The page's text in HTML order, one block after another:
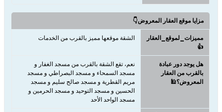
مزايا موقع العقار المعروض👇
مميزات_لموقع_العقار
👍
الشقة موقعها مميز بالقرب من الخدمات
هل يوجد دور عبادة
بالقرب من العقار
المعروض؟🕌
نعم، تقع الشقة بالقرب من مسجد الغفار و
مسجد السمحاء و مسجد البصراطي و مسجد
مريم القطرية و مسجد صالح سليم و مسجد
الحسين و مسجد التوحيد و مسجد الحرمين و
مسجد الواحد الأحد